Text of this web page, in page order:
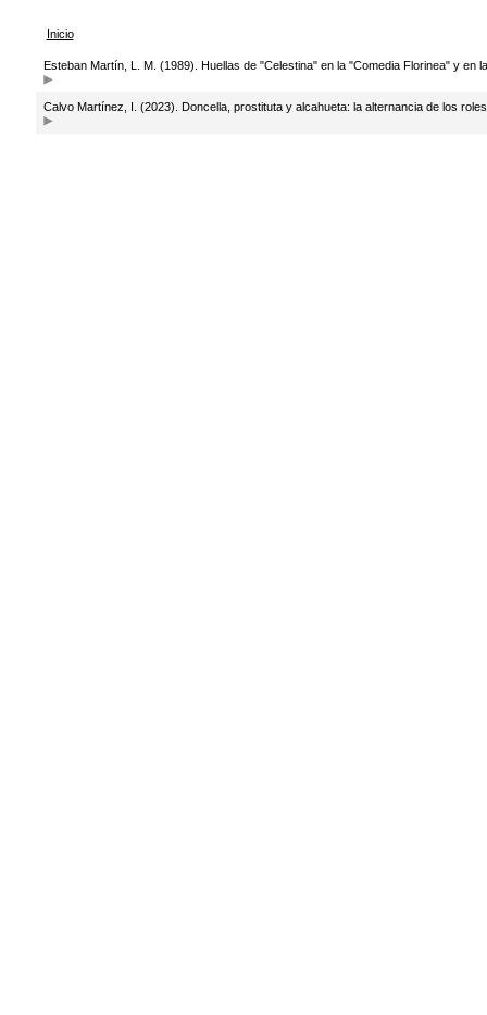
Inicio
Esteban Martín, L. M. (1989). Huellas de "Celestina" en la "Comedia Florinea" y en
Calvo Martínez, I. (2023). Doncella, prostituta y alcahueta: la alternancia de los